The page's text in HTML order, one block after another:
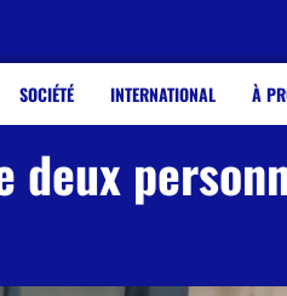
SOCIÉTÉ INTERNATIONAL À
deux